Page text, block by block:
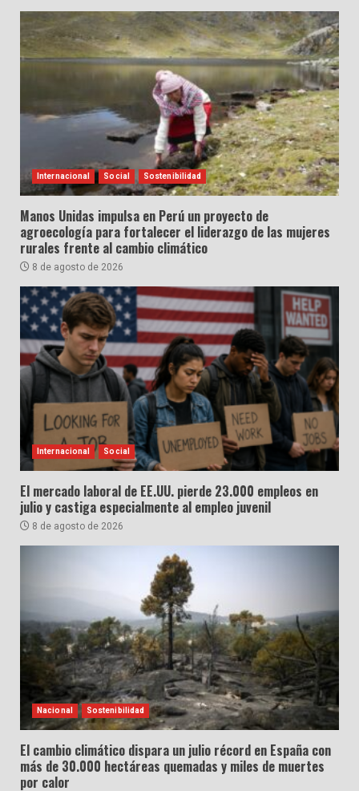
Internacional Social Sostenibilidad
Manos Unidas impulsa en Perú un proyecto de
agroecología para fortalecer el liderazgo de las mujeres
rurales frente al cambio climático
8 de agosto de 2026
Internacional Social
El mercado laboral de EE.UU. pierde 23.000 empleos en
julio y castiga especialmente al empleo juvenil
8 de agosto de 2026
Nacional Sostenibilidad
El cambio climático dispara un julio récord en España con
más de 30.000 hectáreas quemadas y miles de muertes
por calor